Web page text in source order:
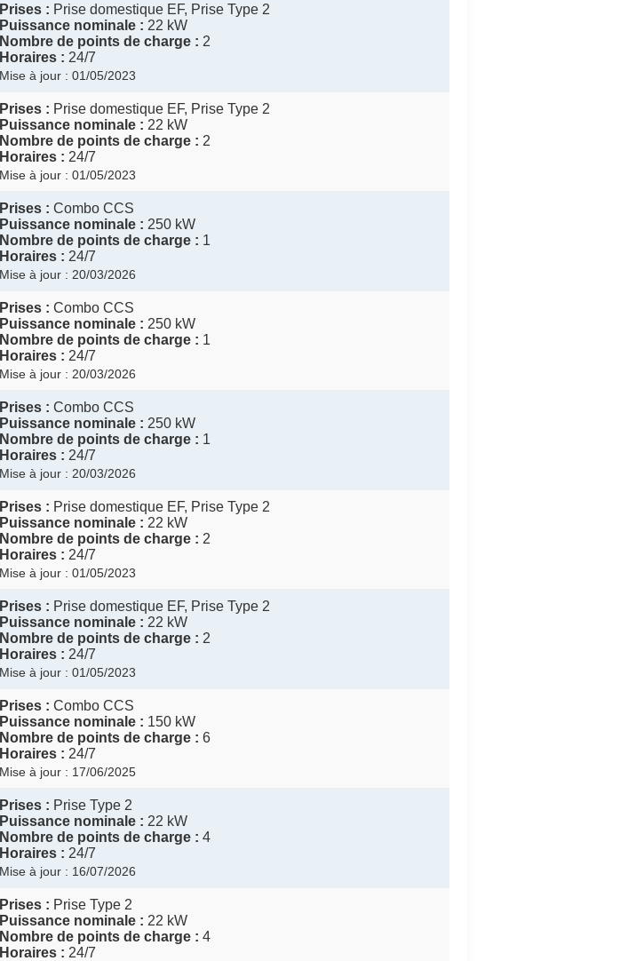
Prises : Prise domestique EF, Prise Type 2
Puissance nominale : 22 kW
Nombre de points de charge : 2
Horaires : 24/7
Mise à jour : 01/05/2023
Prises : Prise domestique EF, Prise Type 2
Puissance nominale : 22 kW
Nombre de points de charge : 2
Horaires : 24/7
Mise à jour : 01/05/2023
Prises : Combo CCS
Puissance nominale : 250 kW
Nombre de points de charge : 1
Horaires : 24/7
Mise à jour : 20/03/2026
Prises : Combo CCS
Puissance nominale : 250 kW
Nombre de points de charge : 1
Horaires : 24/7
Mise à jour : 20/03/2026
Prises : Combo CCS
Puissance nominale : 250 kW
Nombre de points de charge : 1
Horaires : 24/7
Mise à jour : 20/03/2026
Prises : Prise domestique EF, Prise Type 2
Puissance nominale : 22 kW
Nombre de points de charge : 2
Horaires : 24/7
Mise à jour : 01/05/2023
Prises : Prise domestique EF, Prise Type 2
Puissance nominale : 22 kW
Nombre de points de charge : 2
Horaires : 24/7
Mise à jour : 01/05/2023
Prises : Combo CCS
Puissance nominale : 150 kW
Nombre de points de charge : 6
Horaires : 24/7
Mise à jour : 17/06/2025
Prises : Prise Type 2
Puissance nominale : 22 kW
Nombre de points de charge : 4
Horaires : 24/7
Mise à jour : 16/07/2026
Prises : Prise Type 2
Puissance nominale : 22 kW
Nombre de points de charge : 4
Horaires : 24/7